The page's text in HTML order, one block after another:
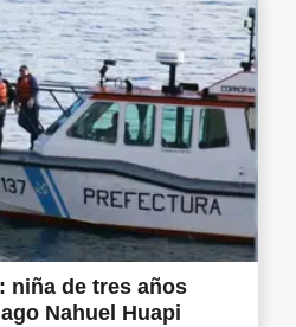
niña de tres años
Nahuel Huapi